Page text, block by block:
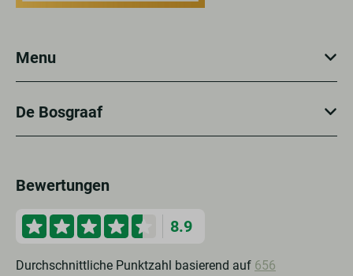
Menu
De Bosgraaf
Bewertungen
8.9
Durchschnittliche Punktzahl basierend auf 656